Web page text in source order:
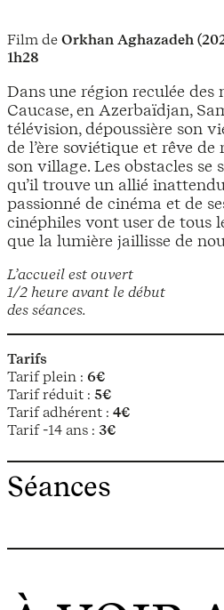
L’accueil est ouvert
1/2 heure avant le début
des séances.
Tarifs
Tarif plein : 6€
Tarif réduit : 5€
Tarif adhérent : 4€
Tarif -14 ans : 3€
Film de Orkhan Aghazadeh
1h28
Dans une région reculée des
Caucase, en Azerbaïdjan,
télévision, dépoussière son
de l’ère soviétique et rêve
son village. Les obstacles se
qu’il trouve un allié
passionné de cinéma et de
cinéphiles vont user de tous
que la lumière jaillisse de
Séances